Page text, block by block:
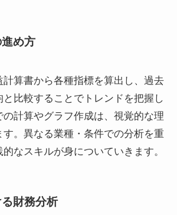
め方
算書から各種指標を算出し、過去
比較することでトレンドを把握し
の計算やグラフ作成は、視覚的な理
。異なる業種・条件での分析を重
なスキルが身についていきます。
財務分析